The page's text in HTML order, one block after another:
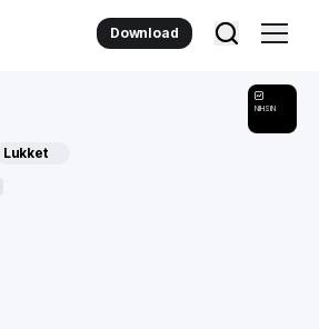
Download
NIHSIN
Lukket